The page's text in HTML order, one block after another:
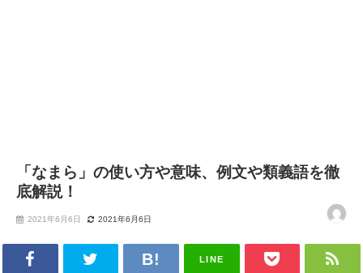
「なまら」の使い方や意味、例文や類義語を徹
底解説！
2021年6月6日 2021年6月6日
LINE